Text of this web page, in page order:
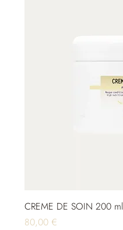
CREME DE SOIN 200 ml
Preis
80,00 €